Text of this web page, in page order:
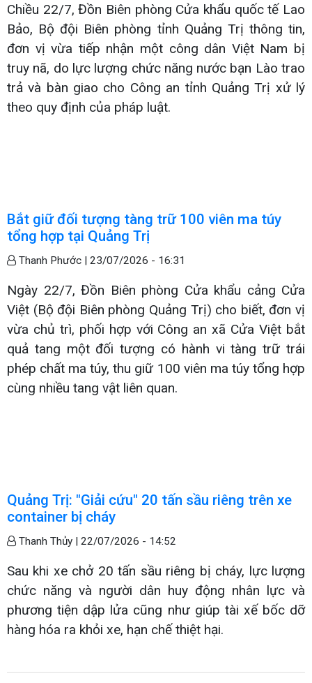
Chiều 22/7, Đồn Biên phòng Cửa khẩu quốc tế Lao
Bảo, Bộ đội Biên phòng tỉnh Quảng Trị thông tin,
đơn vị vừa tiếp nhận một công dân Việt Nam bị
truy nã, do lực lượng chức năng nước bạn Lào trao
trả và bàn giao cho Công an tỉnh Quảng Trị xử lý
theo quy định của pháp luật.
Bắt giữ đối tượng tàng trữ 100 viên ma túy
tổng hợp tại Quảng Trị
Thanh Phước | 23/07/2026 - 16:31
Ngày 22/7, Đồn Biên phòng Cửa khẩu cảng Cửa
Việt (Bộ đội Biên phòng Quảng Trị) cho biết, đơn vị
vừa chủ trì, phối hợp với Công an xã Cửa Việt bắt
quả tang một đối tượng có hành vi tàng trữ trái
phép chất ma túy, thu giữ 100 viên ma túy tổng hợp
cùng nhiều tang vật liên quan.
Quảng Trị: "Giải cứu" 20 tấn sầu riêng trên xe
container bị cháy
Thanh Thủy | 22/07/2026 - 14:52
Sau khi xe chở 20 tấn sầu riêng bị cháy, lực lượng
chức năng và người dân huy động nhân lực và
phương tiện dập lửa cũng như giúp tài xế bốc dỡ
hàng hóa ra khỏi xe, hạn chế thiệt hại.